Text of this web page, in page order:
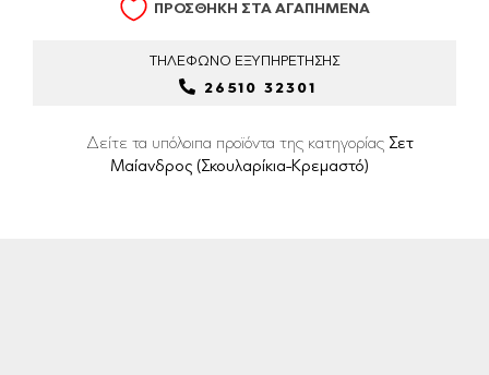
ΠΡΟΣΘΗΚΗ ΣΤΑ ΑΓΑΠΗΜΕΝΑ
ΤΗΛΕΦΩΝΟ ΕΞΥΠΗΡΕΤΗΣΗΣ
26510 32301
Δείτε τα υπόλοιπα προϊόντα της κατηγορίας Σετ
Μαίανδρος (Σκουλαρίκια-Κρεμαστό)